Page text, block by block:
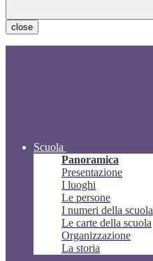
close
Scuola
Panoramica
Presentazione
I luoghi
Le persone
I numeri della scuola
Le carte della scuola
Organizzazione
La storia